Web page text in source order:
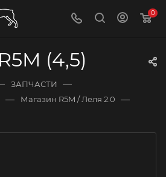
0
(4,5)
ЗАПЧАСТИ —
— Магазин R5M / Леля 2.0 —